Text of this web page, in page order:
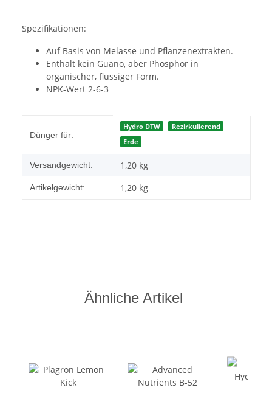
Spezifikationen:
Auf Basis von Melasse und Pflanzenextrakten.
Enthält kein Guano, aber Phosphor in
organischer, flüssiger Form.
NPK-Wert 2-6-3
Dünger für:
Hydro DTW
Rezirkulierend
Erde
Versandgewicht: 1,20 kg
Artikelgewicht: 1,20 kg
Ähnliche Artikel